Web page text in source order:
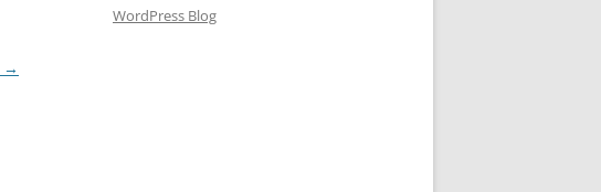
→
WordPress Blog